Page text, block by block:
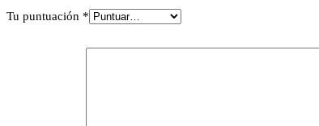
Tu puntuación *